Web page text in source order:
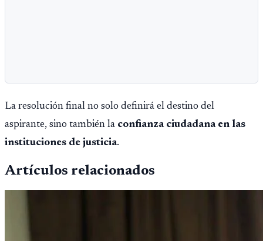
La resolución final no solo definirá el destino del
aspirante, sino también la confianza ciudadana en las
instituciones de justicia.
Artículos relacionados